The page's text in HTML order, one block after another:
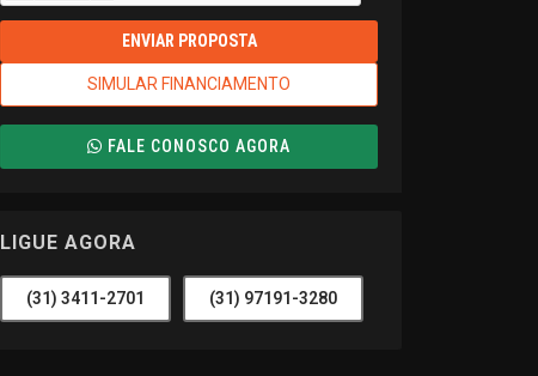
ENVIAR PROPOSTA
SIMULAR FINANCIAMENTO
FALE CONOSCO AGORA
LIGUE AGORA
(31) 3411-2701 (31) 97191-3280